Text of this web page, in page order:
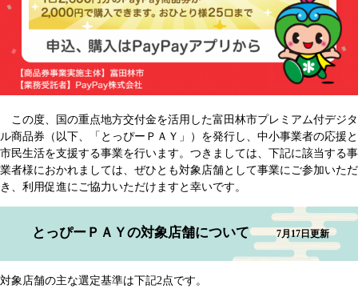
この度、国の重点地方交付金を活用した富田林市プレミアム付デジタ
ル商品券（以下、「とっぴーＰＡＹ」）を発行し、中小事業者の応援と
市民生活を支援する事業を行います。つきましては、下記に該当する事
業者様におかれましては、ぜひとも対象店舗として事業にご参加いただ
き、利用促進にご協力いただけますと幸いです。
とっぴーＰＡＹの対象店舗について7月17日更新
対象店舗の主な選定基準は下記2点です。